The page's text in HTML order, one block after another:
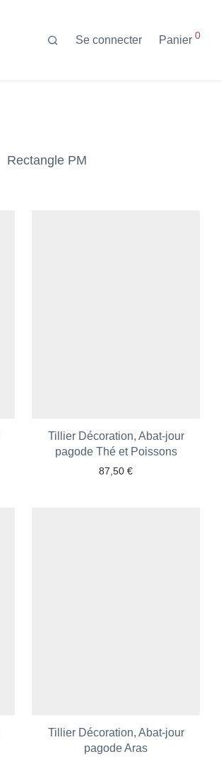
Se connecter Panier 0
Rectangle PM
Tillier Décoration, Abat-jour
pagode Thé et Poissons
87,50€
Tillier Décoration, Abat-jour
pagode Aras